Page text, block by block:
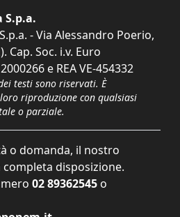
S.p.a.
- Via Alessandro Poerio,
Cap. Soc. i.v. Euro
e REA VE-454332
testi sono riservati. È
riproduzione con qualsiasi
o parziale.
o domanda, il nostro
disposizione.
02 89362545 o